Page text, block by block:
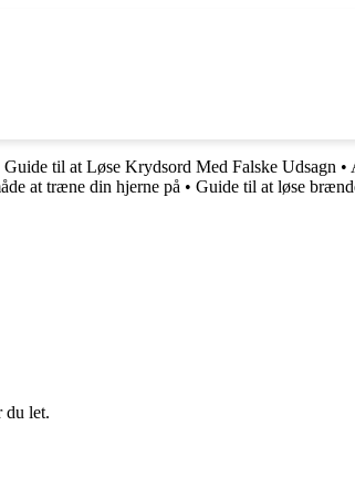
Guide til at Løse Krydsord Med Falske Udsagn •
at træne din hjerne på • Guide til at løse
du let.